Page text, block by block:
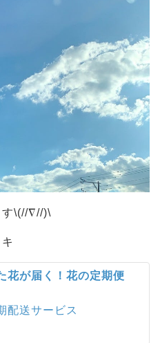
す\(//∇//)\
花が届く！花の定期便
配送サービス